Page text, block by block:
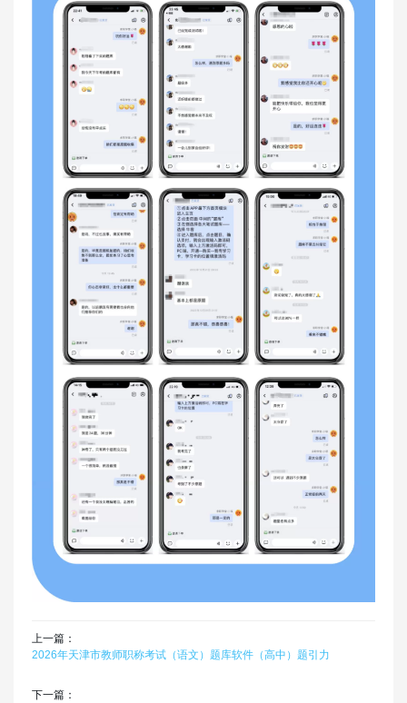
上一篇：
2026年天津市教师职称考试（语文）题库软件（高中）题引力
下一篇：